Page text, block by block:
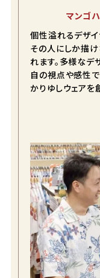
color size
M
マンゴ
個性溢れるデザイ
その人にしか描
れます。多様なデ
自の視点や感性
かりゆしウェアを